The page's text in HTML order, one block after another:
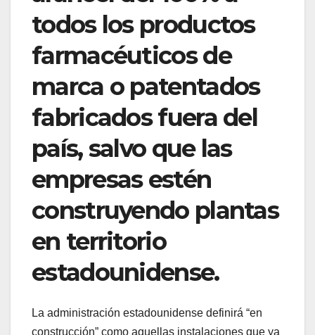
todos los productos
farmacéuticos de
marca o patentados
fabricados fuera del
país, salvo que las
empresas estén
construyendo plantas
en territorio
estadounidense.
La administración estadounidense definirá “en
construcción” como aquellas instalaciones que ya